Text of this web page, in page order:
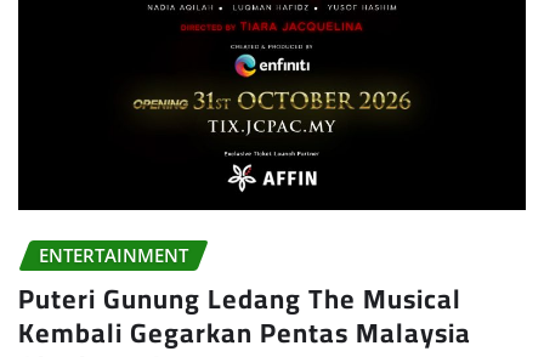
ENTERTAINMENT
Puteri Gunung Ledang The Musical
Kembali Gegarkan Pentas Malaysia